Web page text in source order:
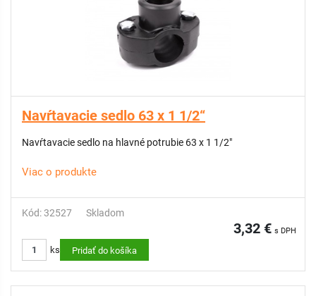
Navŕtavacie sedlo 63 x 1 1/2“
Navŕtavacie sedlo na hlavné potrubie 63 x 1 1/2"
Viac o produkte
Kód: 32527 Skladom
3,32 € s DPH
ks Pridať do košíka